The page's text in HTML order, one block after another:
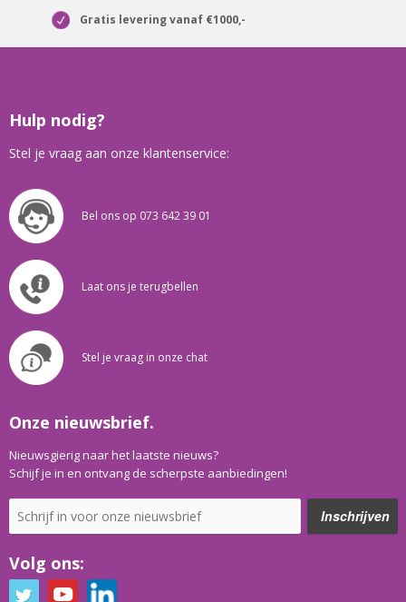
Gratis levering vanaf €1000,-
Hulp nodig?
Stel je vraag aan onze klantenservice:
Bel ons op 073 642 39 01
Laat ons je terugbellen
Stel je vraag in onze chat
Onze nieuwsbrief.
Nieuwsgierig naar het laatste nieuws?
Schijf je in en ontvang de scherpste aanbiedingen!
Volg ons: